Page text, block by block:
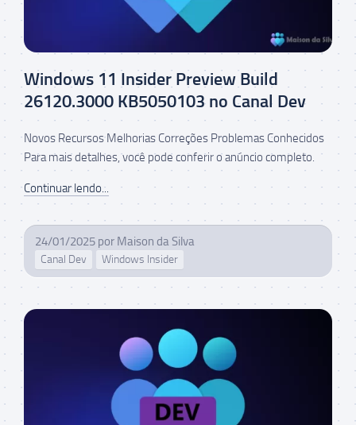
Windows 11 Insider Preview Build
26120.3000 KB5050103 no Canal Dev
Novos Recursos Melhorias Correções Problemas Conhecidos
Para mais detalhes, você pode conferir o anúncio completo.
Continuar lendo...
24/01/2025 por Maison da Silva
Canal Dev Windows Insider